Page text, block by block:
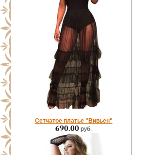
Сетчатое платье "Вивьен"
690.00 руб.